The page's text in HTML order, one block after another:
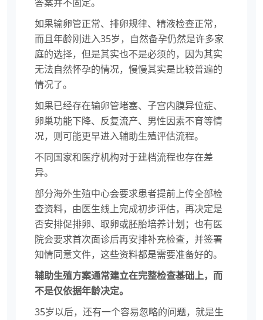
如果输卵管正常、排卵规律、精液检查正常，
而且年龄刚进入35岁，自然备孕仍然是许多家
庭的选择，但是其实也不是必须的，因为其实
无法自然怀孕的情况，慢慢其实是比较普遍的
情况了。
如果已经存在输卵管堵塞、子宫内膜异位症、
卵巢功能下降、反复流产、男性因素不育等情
况，则可能更早进入辅助生殖评估流程。
不同国家和医疗机构对于建档流程也存在差
异。
部分海外生殖中心会要求患者提前上传全部检
查资料，由医生线上完成初步评估，再决定是
否安排促排卵、取卵或胚胎培养计划；也有医
院会要求首次面诊后再安排补充检查，并签署
知情同意文件，这些资料都是需要准备好的。
辅助生殖方案通常建立在完整检查基础上，而
不是仅依据年龄决定。
35岁以后，还有一个容易忽略的问题，就是生